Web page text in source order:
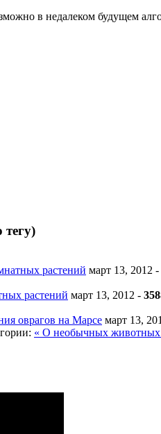
в недалеком будущем
растений март 13, 2012 -
растений март 13, 2012 -
оврагов на Марсе март 13,
« О необычных